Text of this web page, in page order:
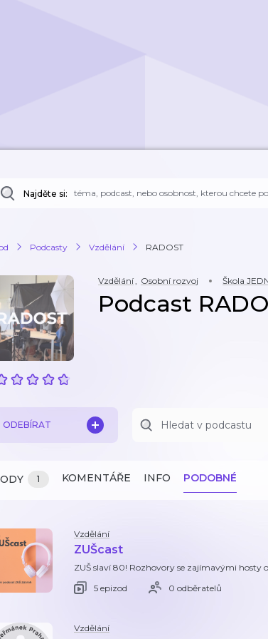
Najděte si:
Podcasty Vzdělání RADOST
Vzdělání, Osobní rozvoj Škola
Podcast
ODEBÍRAT
1 KOMENTÁŘE INFO PODOBNÉ
Vzdělání
ZUŠcast
ZUŠ slaví 80! Rozhovory se zajímavými hosty
5 epizod
0 odběratelů
Vzdělání